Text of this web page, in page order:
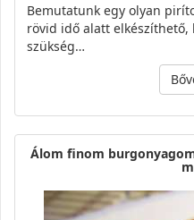
Bemutatunk egy olyan
rövid idő alatt elkészíthető,
szükség…
Álom finom